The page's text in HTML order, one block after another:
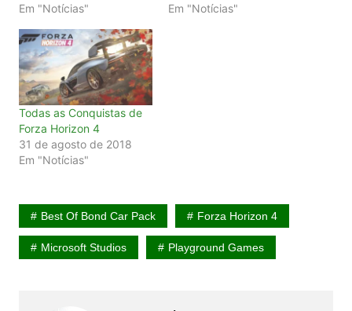
Em "Notícias"
Em "Notícias"
Todas as Conquistas de
Forza Horizon 4
31 de agosto de 2018
Em "Notícias"
Best Of Bond Car Pack Forza Horizon 4
Microsoft Studios Playground Games